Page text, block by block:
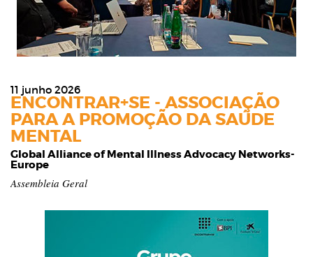
11 junho 2026
ENCONTRAR+SE - ASSOCIAÇÃO
PARA A PROMOÇÃO DA SAÚDE
MENTAL
Global Alliance of Mental Illness Advocacy Networks-
Europe
Assembleia Geral